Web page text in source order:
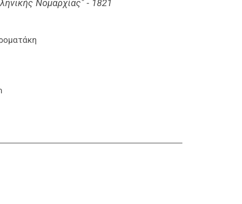
Νομαρχίας" - 1821